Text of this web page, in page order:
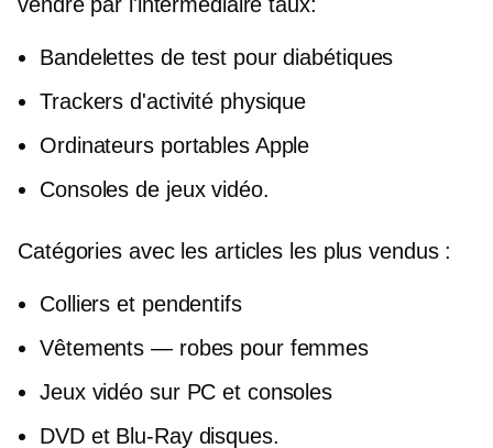
Bandelettes de test pour diabétiques
Trackers d'activité physique
Ordinateurs portables Apple
Consoles de jeux vidéo.
Catégories avec les articles les plus vendus :
Colliers et pendentifs
Vêtements — robes pour femmes
Jeux vidéo sur PC et consoles
DVD et Blu-Raydisques.